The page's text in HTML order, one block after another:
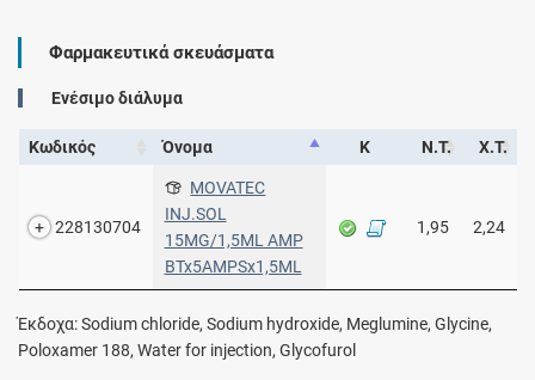
Φαρμακευτικά σκευάσματα
Eνέσιμο διάλυμα
Κωδικός Όνομα Κ Ν.Τ. Χ.Τ.
228130704
MOVATEC
INJ.SOL
15MG/1,5ML AMP
BTx5AMPSx1,5ML
1,95 2,24
Έκδοχα: Sodium chloride, Sodium hydroxide, Meglumine, Glycine,
Poloxamer 188, Water for injection, Glycofurol